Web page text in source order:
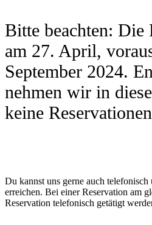
Bitte beachten: Die
am 27. April,
September 2024.
nehmen wir in
keine
Du kannst uns gerne auch
erreichen. Bei einer Reservation am
Reservation telefonisch getätigt